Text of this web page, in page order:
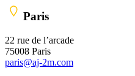
Paris
22 rue de l’arcade
75008 Paris
paris@aj-2m.com